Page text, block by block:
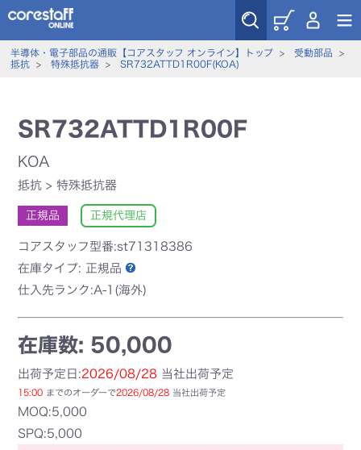
半導体・電子部品の通販【コアスタッフ オンライン】トップ> 受動部品 >
抵抗> 特殊抵抗器> SR732ATTD1R00F(KOA)
SR732ATTD1R00F
KOA
抵抗 >特殊抵抗器
正規品 正規代理店
コアスタッフ型番:st71318386
在庫タイプ: 正規品
仕入先ランク:A-1(海外)
在庫数: 50,000
出荷予定日:2026/08/28 当社出荷予定
15:00 までのオーダーで2026/08/28 当社出荷予定
MOQ:5,000
SPQ:5,000